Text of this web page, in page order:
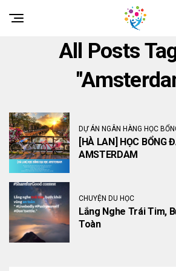
All Posts
DỰ ÁN NGÂN HÀNG HỌC
[HÀ LAN] HỌC BỔNG
AMSTERDAM
CHUYỆN DU HỌC
Lắng Nghe Trái Tim,
Toàn